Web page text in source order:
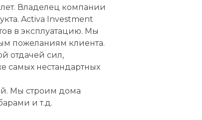
Владелец компании
Activa Investment
в эксплуатацию. Мы
пожеланиям клиента.
отдачей сил,
самых нестандартных
Мы строим дома
и т.д.